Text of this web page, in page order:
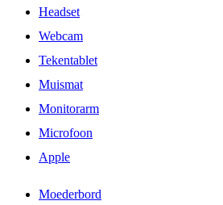
Headset
Webcam
Tekentablet
Muismat
Monitorarm
Microfoon
Apple
Moederbord